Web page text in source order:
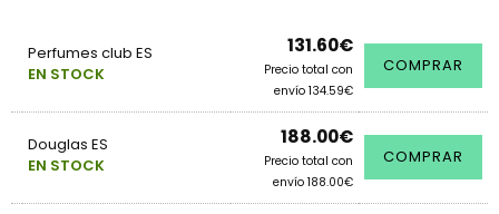
Perfumes club ES
EN STOCK
131.60€
Precio total con
envío 134.59€
COMPRAR
Douglas ES
EN STOCK
188.00€
Precio total con
envío 188.00€
COMPRAR